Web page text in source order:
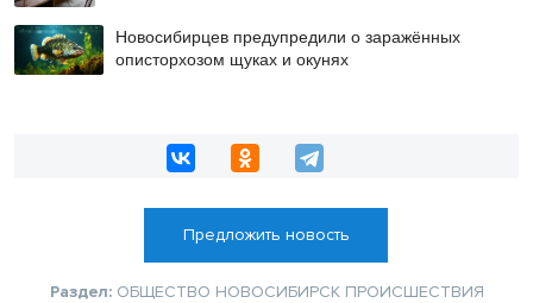
Новосибирцев предупредили о заражённых
описторхозом щуках и окунях
Предложить новость
Раздел: ОБЩЕСТВО НОВОСИБИРСК ПРОИСШЕСТВИЯ